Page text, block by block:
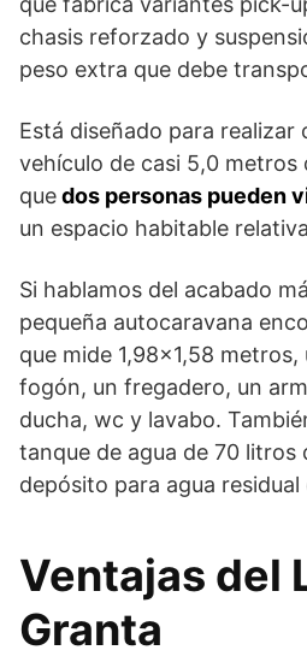
chasis reforzado y
peso extra que debe
Está diseñado para realizar
vehículo de casi 5,0 metros
quedos personas pueden
un espacio habitable
Si hablamos del acabado
pequeña autocaravana
que mide 1,98×1,58
fogón, un fregadero, un
ducha, wc y lavabo.
tanque de agua de 70 litros
depósito para agua
Ventajas del
Granta